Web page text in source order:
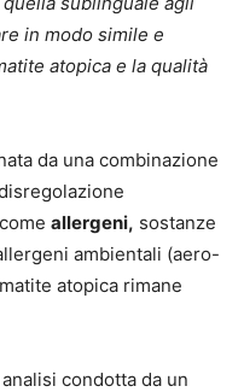
in modo simile e
atopica e la qualità
da una combinazione
allergeni, sostanze
ambientali (aero-
atopica rimane
condotta da un